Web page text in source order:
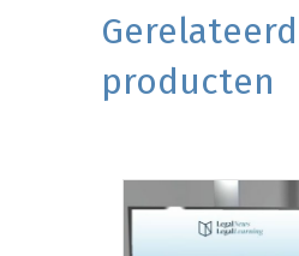
producten